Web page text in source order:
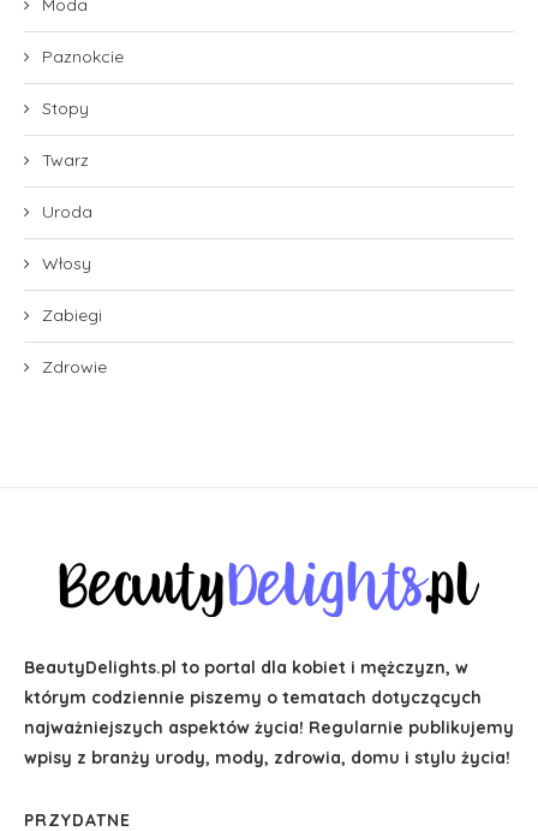
Moda
Paznokcie
Stopy
Twarz
Uroda
Włosy
Zabiegi
Zdrowie
BeautyDelights.pl to portal dla kobiet i mężczyzn, w
którym codziennie piszemy o tematach dotyczących
najważniejszych aspektów życia! Regularnie publikujemy
wpisy z branży urody, mody, zdrowia, domu i stylu życia!
PRZYDATNE